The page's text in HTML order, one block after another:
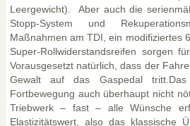
Leergewicht). Aber auch die
Stopp-System und
Maßnahmen am TDI, ein modifiziertes
Super-Rollwiderstandsreifen sorgen
Vorausgesetzt natürlich, dass der
Gewalt auf das Gaspedal
Fortbewegung auch überhaupt nicht
Triebwerk – fast – alle Wünsche
Elastizitätswert, also das klassische